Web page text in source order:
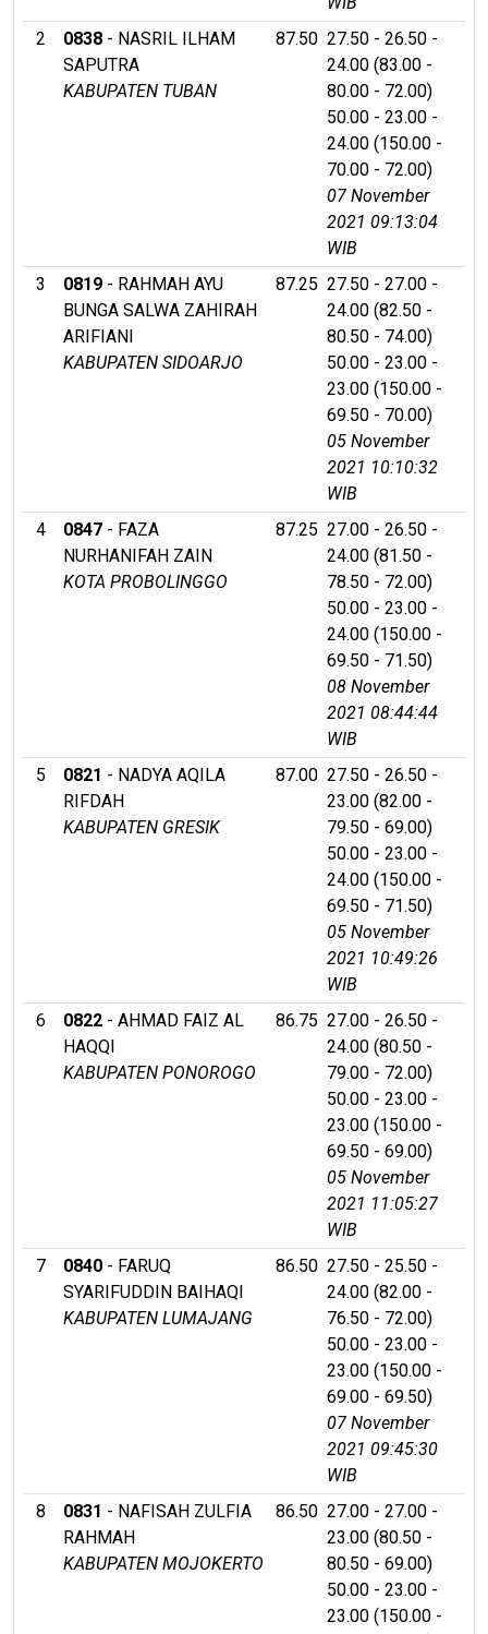
2
0838 - NASRIL ILHAM
SAPUTRA
KABUPATEN TUBAN
87.50 27.50 - 26.50 -
24.00 (83.00 -
80.00 - 72.00)
50.00 - 23.00 -
24.00 (150.00 -
70.00 - 72.00)
07 November
2021 09:13:04
WIB
3
0819 - RAHMAH AYU
BUNGA SALWA ZAHIRAH
ARIFIANI
KABUPATEN SIDOARJO
87.25 27.50 - 27.00 -
24.00 (82.50 -
80.50 - 74.00)
50.00 - 23.00 -
23.00 (150.00 -
69.50 - 70.00)
05 November
2021 10:10:32
WIB
4
0847 - FAZA
NURHANIFAH ZAIN
KOTA PROBOLINGGO
87.25 27.00 - 26.50 -
24.00 (81.50 -
78.50 - 72.00)
50.00 - 23.00 -
24.00 (150.00 -
69.50 - 71.50)
08 November
2021 08:44:44
WIB
5
0821 - NADYA AQILA
RIFDAH
KABUPATEN GRESIK
87.00 27.50 - 26.50 -
23.00 (82.00 -
79.50 - 69.00)
50.00 - 23.00 -
24.00 (150.00 -
69.50 - 71.50)
05 November
2021 10:49:26
WIB
6
0822 - AHMAD FAIZ AL
HAQQI
KABUPATEN PONOROGO
86.75 27.00 - 26.50 -
24.00 (80.50 -
79.00 - 72.00)
50.00 - 23.00 -
23.00 (150.00 -
69.50 - 69.00)
05 November
2021 11:05:27
WIB
7
0840 - FARUQ
SYARIFUDDIN BAIHAQI
KABUPATEN LUMAJANG
86.50 27.50 - 25.50 -
24.00 (82.00 -
76.50 - 72.00)
50.00 - 23.00 -
23.00 (150.00 -
69.00 - 69.50)
07 November
2021 09:45:30
WIB
8
0831 - NAFISAH ZULFIA
RAHMAH
KABUPATEN MOJOKERTO
86.50 27.00 - 27.00 -
23.00 (80.50 -
80.50 - 69.00)
50.00 - 23.00 -
23.00 (150.00 -